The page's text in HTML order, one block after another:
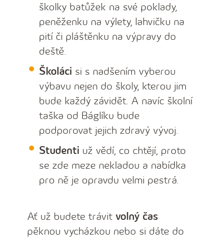
školky batůžek na své poklady,
peněženku na výlety, lahvičku na
pití či pláštěnku na výpravy do
deště.
Školáci si s nadšením vyberou
výbavu nejen do školy, kterou jim
bude každý závidět. A navíc školní
taška od Báglíku bude
podporovat jejich zdravý vývoj.
Studenti už vědí, co chtějí, proto
se zde meze nekladou a nabídka
pro ně je opravdu velmi pestrá.
Ať už budete trávit volný čas
pěknou vycházkou nebo si dáte do